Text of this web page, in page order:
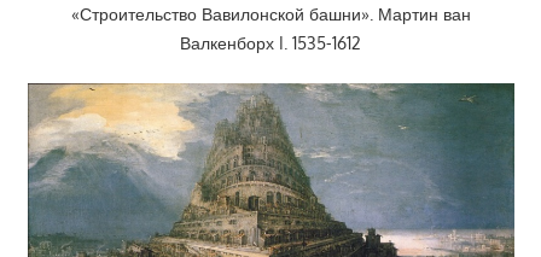
«Строительство Вавилонской башни». Мартин ван
Валкенборх I. 1535-1612